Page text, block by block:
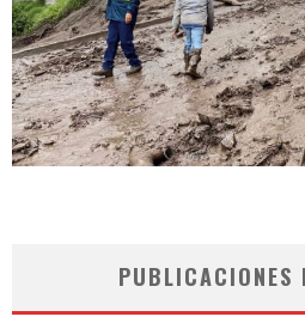
PUBLICACIONES